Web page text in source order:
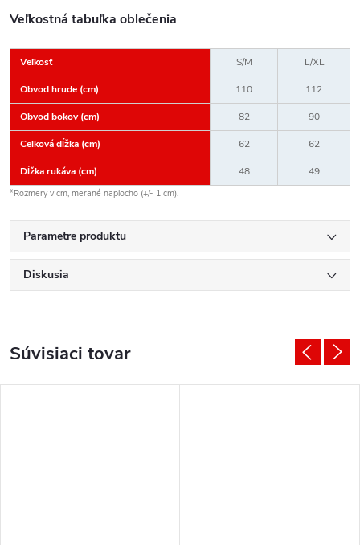
Veľkostná tabuľka oblečenia
Veľkosť S/M L/XL
Obvod hrude (cm) 110 112
Obvod bokov (cm) 82 90
Celková dĺžka (cm) 62 62
Dĺžka rukáva (cm) 48 49
*Rozmery v cm, merané naplocho (+/- 1 cm).
Parametre produktu
Diskusia
Súvisiaci tovar